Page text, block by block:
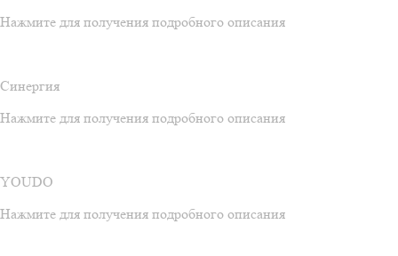
Нажмите для получения подробного описания
Синергия
Нажмите для получения подробного описания
YOUDO
Нажмите для получения подробного описания